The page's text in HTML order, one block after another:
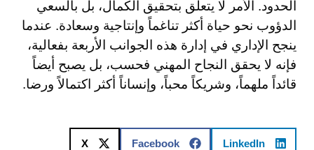
الحدود. الأمر لا يتعلق بتحقيق الكمال، بل بالسعي
الدؤوب نحو حياة أكثر تناغماً وإنتاجية وسعادة. عندما
ينجح الإداري في إدارة هذه الجوانب الأربعة بفعالية،
فإنه لا يحقق النجاح المهني فحسب، بل يصبح أيضاً
قائداً ملهماً، وشريكاً محباً، وإنساناً أكثر اكتمالاً ورضا.
LinkedIn
Facebook
X